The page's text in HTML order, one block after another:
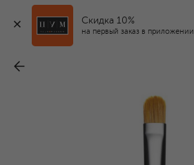
Скидка 10%
на первый заказ в приложении